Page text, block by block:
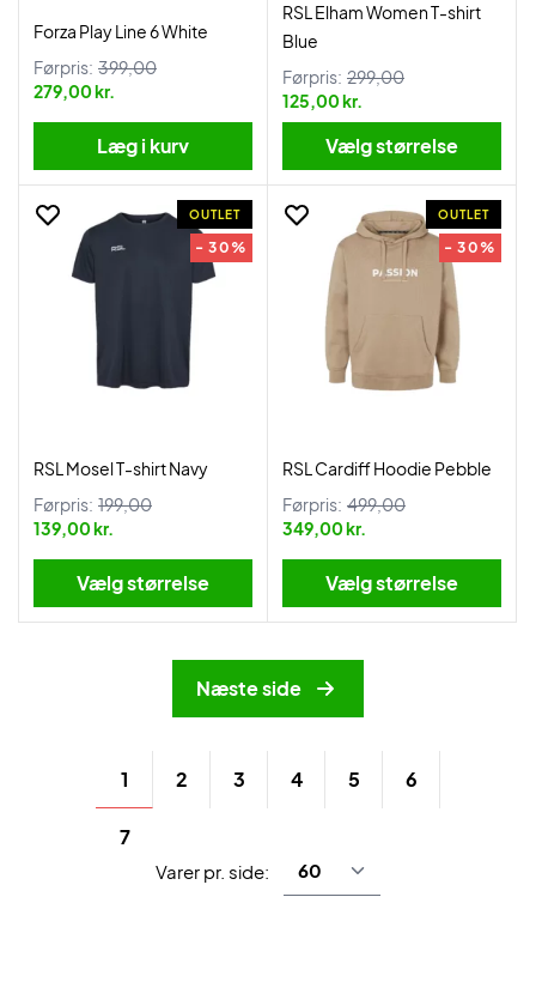
Forza Play Line 6 White
Førpris: 399,00
279,00 kr.
Læg i kurv
RSL Elham Women T-shirt
Blue
Førpris: 299,00
125,00 kr.
Vælg størrelse
OUTLET
- 30%
RSL Mosel T-shirt Navy
Førpris: 199,00
139,00 kr.
Vælg størrelse
OUTLET
- 30%
RSL Cardiff Hoodie Pebble
Førpris: 499,00
349,00 kr.
Vælg størrelse
Næste side
1 2 3 4 5 6
7
Varer pr. side: